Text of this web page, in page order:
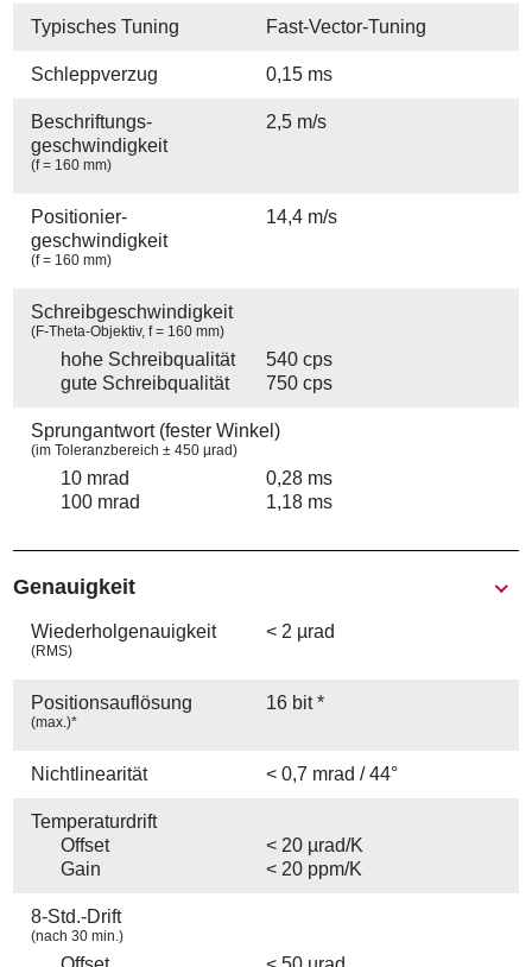
Typisches Tuning Fast-Vector-Tuning
Schleppverzug 0,15 ms
Beschriftungs­
geschwindigkeit
(f = 160 mm)
2,5 m/s
Positionier­
geschwindigkeit
(f = 160 mm)
14,4 m/s
Schreibgeschwindigkeit
(F-Theta-Objektiv, f = 160 mm)
hohe Schreibqualität
540 cps
gute Schreibqualität
750 cps
Sprungantwort (fester Winkel)
(im Toleranzbereich ± 450 µrad)
10 mrad
0,28 ms
100 mrad
1,18 ms
Genauigkeit
Wiederhol­genauigkeit
(RMS)
< 2 µrad
Positions­auflösung
(max.)*
16 bit *
Nichtlinearität < 0,7 mrad / 44°
Temperaturdrift
Offset
< 20 µrad/K
Gain
< 20 ppm/K
8-Std.-Drift
(nach 30 min.)